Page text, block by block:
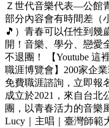
Ｚ世代音樂代表—公館
部分內容會有時間差（
🎵）青春可以任性到幾
開！音樂、學分、戀愛
不退團！ 【Youtube
職涯博覽會】200家企
免費職涯諮詢，立即報
成立於2021，來自台北
團，以青春活力的音樂
Lucy｜主唱｜臺灣師範